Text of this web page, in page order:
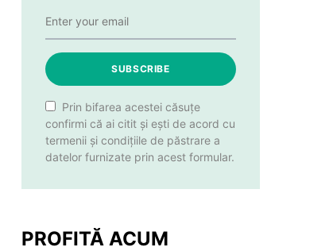
SUBSCRIBE
Prin bifarea acestei căsuțe
confirmi că ai citit și ești de acord cu
termenii și condițiile de păstrare a
datelor furnizate prin acest formular.
PROFITĂ ACUM